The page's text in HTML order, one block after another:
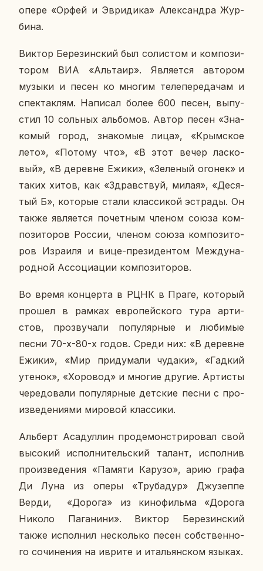
опере «Орфей и Эв­ри­ди­ка» Алек­сандра Жур­
би­на.
Виктор Бе­ре­зин­ский был со­ли­стом и ком­по­зи­
то­ром ВИА «Аль­та­ир». Яв­ля­ет­ся ав­то­ром
музыки и песен ко многим те­ле­пе­ре­да­чам и
спек­так­лям. На­пи­сал более 600 песен, вы­пу­
стил 10 соль­ных аль­бо­мов. Автор песен «Зна­
ко­мый город, зна­ко­мые лица», «Крым­ское
лето», «Потому что», «В этот вечер лас­ко­
вый», «В де­ревне Ежики», «Зе­ле­ный огонек» и
таких хитов, как «Здрав­ствуй, милая», «Де­ся­
тый Б», ко­то­рые стали клас­си­кой эст­ра­ды. Он
также яв­ля­ет­ся по­чет­ным членом союза ком­
по­зи­то­ров России, членом союза ком­по­зи­то­
ров Из­ра­и­ля и вице-пре­зи­ден­том Меж­ду­на­
род­ной Ас­со­ци­а­ции ком­по­зи­то­ров.
Во время кон­цер­та в РЦНК в Праге, ко­то­рый
прошел в рамках ев­ро­пей­ско­го тура ар­ти­
стов, про­зву­ча­ли по­пу­ляр­ные и лю­би­мые
песни 70-х-80-х годов. Среди них: «В де­ревне
Ежики», «Мир при­ду­ма­ли чудаки», «Гадкий
утенок», «Хо­ро­вод» и многие другие. Ар­ти­сты
че­ре­до­ва­ли по­пу­ляр­ные дет­ские песни с про­
из­ве­де­ни­я­ми ми­ро­вой клас­си­ки.
Аль­берт Аса­дул­лин про­де­мон­стри­ро­вал свой
вы­со­кий ис­пол­ни­тель­ский талант, ис­пол­нив
про­из­ве­де­ния «Памяти Карузо», арию графа
Ди Луна из оперы «Тру­ба­дур» Джу­зеп­пе
Верди, «Дорога» из ки­но­филь­ма «Дорога
Николо Па­га­ни­ни». Виктор Бе­ре­зин­ский
также ис­пол­нил несколь­ко песен соб­ствен­но­
го со­чи­не­ния на иврите и ита­льян­ском языках.